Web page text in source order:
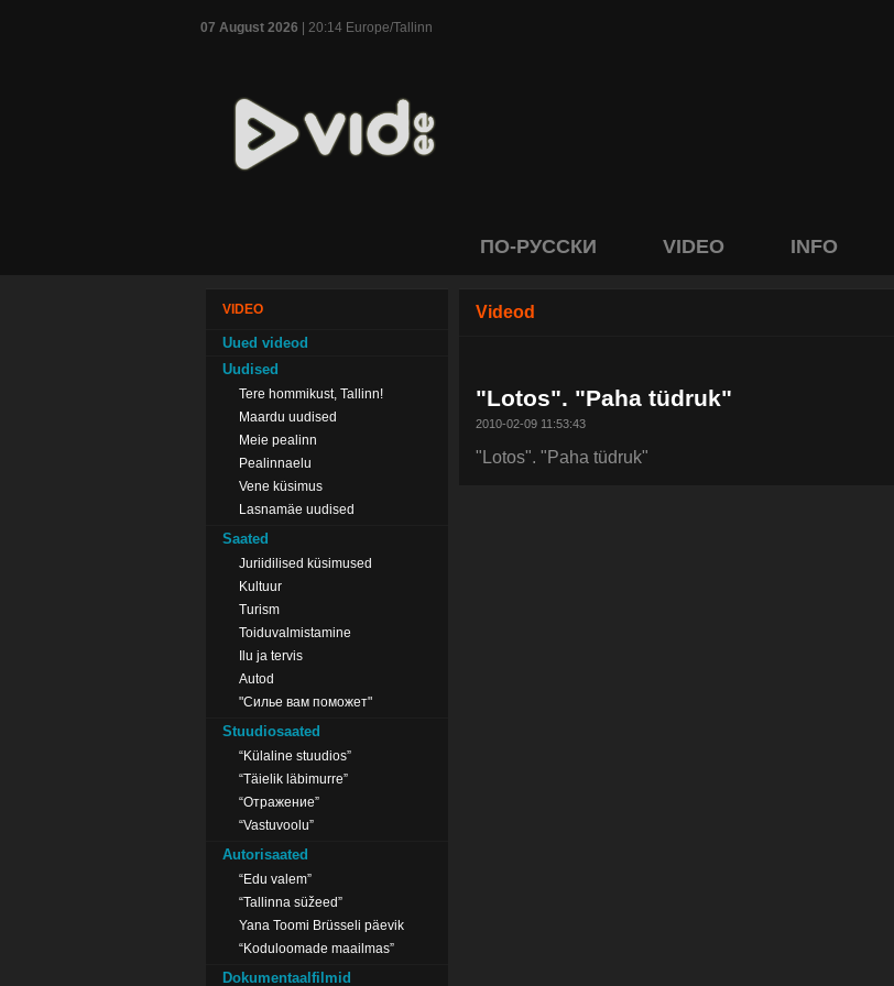
07 August 2026 | 20:14 Europe/Tallinn
ПО-РУССКИ VIDEO INFO
VIDEO
Uued videod
Uudised
Tere hommikust, Tallinn!
Maardu uudised
Meie pealinn
Pealinnaelu
Vene küsimus
Lasnamäe uudised
Saated
Juriidilised küsimused
Kultuur
Turism
Toiduvalmistamine
Ilu ja tervis
Autod
"Силье вам поможет"
Stuudiosaated
“Külaline stuudios”
“Täielik läbimurre”
“Отражение”
“Vastuvoolu”
Autorisaated
“Edu valem”
“Tallinna süžeed”
Yana Toomi Brüsseli päevik
“Koduloomade maailmas”
Dokumentaalfilmid
Videod
"Lotos". "Paha tüdruk"
2010-02-09 11:53:43
"Lotos". "Paha tüdruk"